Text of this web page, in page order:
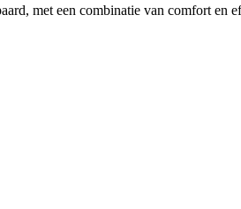
met een combinatie van comfort en